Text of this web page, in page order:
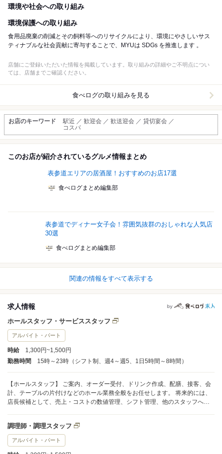
環境や社会への取り組み
環境保護への取り組み
食用品廃棄の削減とその飼料等へのリサイクルにより、環境にやさしいサス
ティナブルな社会貢献に寄与することで、MYUは SDGs を推進します 。
店舗にご登録いただいた情報を掲載しています。取り組みの詳細やご不明点につい
ては、店舗までご確認ください。
食べログの取り組みを見る
お店のキーワード
駅近 ／ 歓迎会 ／ 歓送迎会 ／ 貸切宴会 ／
コスパ
このお店が紹介されているグルメ情報まとめ
表参道エリアの居酒屋！おすすめのお店17選
食べログまとめ編集部
表参道でディナー女子会！雰囲気抜群のおしゃれな人気店
30選
食べログまとめ編集部
関連の情報をすべて表示する
求人情報 by
ホールスタッフ・サービススタッフ
アルバイト・パート
時給
1,300円~1,500円
勤務時間
15時～23時（シフト制、週4～週5、1日5時間～8時間）
【ホールスタッフ】 ご案内、オーダー受付、ドリンク作成、配膳、接客、会
計、テーブルの片付けなどのホール業務全般をお任せします。 将来的には、
店長候補として、売上・コストの数値管理、シフト管理、他のスタッフへの
調理師・調理スタッフ
アルバイト・パート